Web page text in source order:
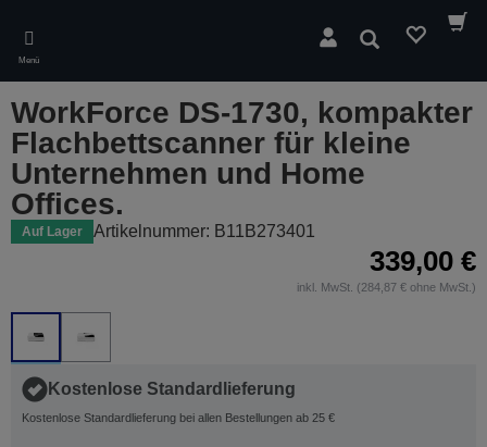
main
content
Menü
Suchen
WorkForce DS-1730, kompakter
Flachbettscanner für kleine
Unternehmen und Home
Offices.
Auf Lager Artikelnummer: B11B273401
339,00 €
inkl. MwSt. (284,87 € ohne MwSt.)
Kostenlose Standardlieferung
Kostenlose Standardlieferung bei allen Bestellungen ab 25 €